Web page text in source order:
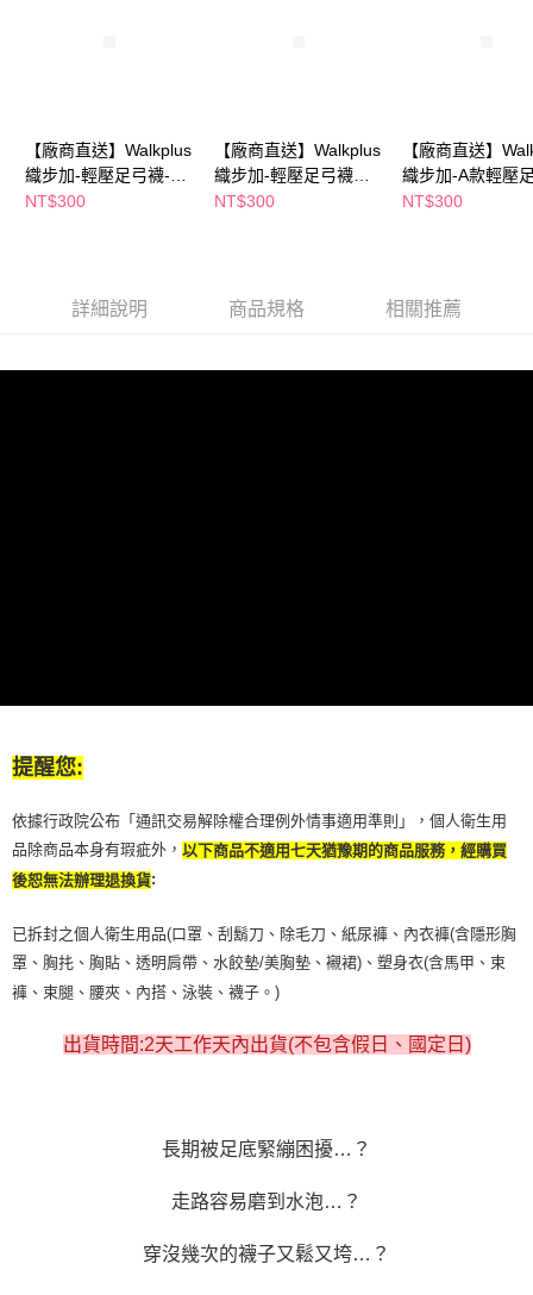
恩沛科技股份有限公司將有權停止該用戶之使用額度並採取法律行動。
【廠商直送】Walkplus
織步加-輕壓足弓襪-3
雙入-黑灰-22-24
NT$300
【廠商直送】Walkplus
織步加-輕壓足弓襪加
大3雙入-黑灰-28-31
NT$300
【廠商直送】
織步加-A款輕壓
襪-3入-深灰23-27
NT$300
詳細說明 商品規格 相關推薦
提醒您:
依據行政院公布「通訊交易解除權合理例外情事適用準則」，個人衛生用
品除商品本身有瑕疵外， 以下商品不適用七天猶豫期的商品服務，經購買
後恕無法辦理退換貨:
已拆封之個人衛生用品(口罩、刮鬍刀、除毛刀、紙尿褲、內衣褲(含隱形胸
罩、胸扥、胸貼、透明肩帶、水餃墊/美胸墊、襯裙)、塑身衣(含馬甲、束
褲、束腿、腰夾、內搭、泳裝、襪子。)
出貨時間:2天工作天內出貨(不包含假日、國定日)
長期被足底緊繃困擾…？
走路容易磨到水泡…？
穿沒幾次的襪子又鬆又垮…？